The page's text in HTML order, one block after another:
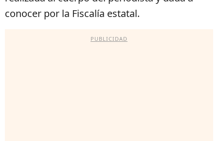
conocer por la Fiscalía estatal.
PUBLICIDAD